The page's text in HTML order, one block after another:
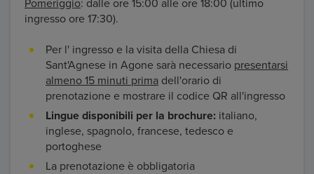
Pomeriggio: dalle ore 15:00 alle ore 18:00 (ultimo
ingresso ore 17:30).
Per l' ingresso e la visita della Chiesa di
Sant'Agnese in Agone sarà necessario presentarsi
almeno 15 minuti prima dell'orario di
prenotazione e mostrare il codice QR all'ingresso
Lingue disponibili per la brochure: italiano,
inglese, spagnolo, francese, tedesco e
portoghese
La prenotazione è obbligatoria